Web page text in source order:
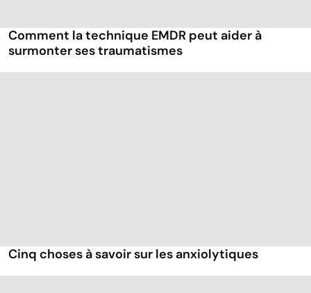
Comment la technique EMDR peut aider à
surmonter ses traumatismes
Cinq choses à savoir sur les anxiolytiques